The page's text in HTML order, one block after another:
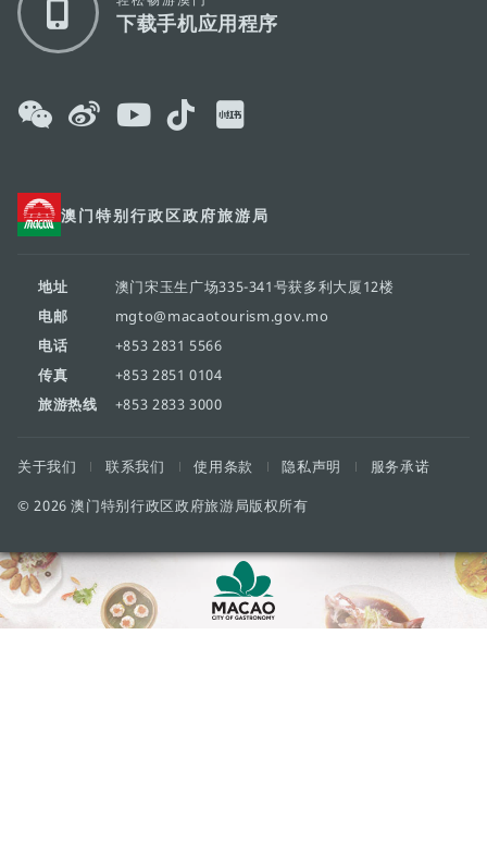
澳门特别行政区政府旅游局
地址
澳门宋玉生广场335-341号获多利大厦12楼
电邮
mgto@macaotourism.gov.mo
电话
+853 2831 5566
传真
+853 2851 0104
旅游热线
+853 2833 3000
下载手机应用程序
关于我们 联系我们 使用条款 隐私声明
服务承诺
© 2026 澳门特别行政区政府旅游局版权所有